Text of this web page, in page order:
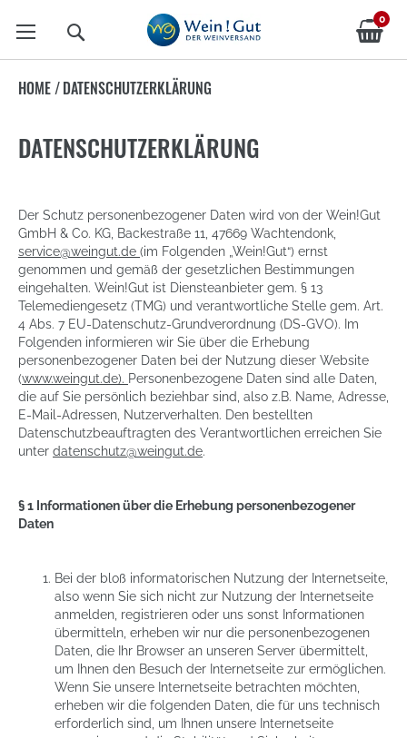
0
HOME/DATENSCHUTZERKLÄRUNG
DATENSCHUTZERKLÄRUNG
Der Schutz personenbezogener Daten wird von der Wein!Gut
GmbH & Co. KG, Backestraße 11, 47669 Wachtendonk,
service@weingut.de (im Folgenden „Wein!Gut“) ernst
genommen und gemäß der gesetzlichen Bestimmungen
eingehalten. Wein!Gut ist Diensteanbieter gem. § 13
Telemediengesetz (TMG) und verantwortliche Stelle gem. Art.
4 Abs. 7 EU-Datenschutz-Grundverordnung (DS-GVO). Im
Folgenden informieren wir Sie über die Erhebung
personenbezogener Daten bei der Nutzung dieser Website
(www.weingut.de). Personenbezogene Daten sind alle Daten,
die auf Sie persönlich beziehbar sind, also z.B. Name, Adresse,
E-Mail-Adressen, Nutzerverhalten. Den bestellten
Datenschutzbeauftragten des Verantwortlichen erreichen Sie
unter datenschutz@weingut.de.
§ 1 Informationen über die Erhebung personenbezogener
Daten
Bei der bloß informatorischen Nutzung der Internetseite,
also wenn Sie sich nicht zur Nutzung der Internetseite
anmelden, registrieren oder uns sonst Informationen
übermitteln, erheben wir nur die personenbezogenen
Daten, die Ihr Browser an unseren Server übermittelt,
um Ihnen den Besuch der Internetseite zur ermöglichen.
Wenn Sie unsere Internetseite betrachten möchten,
erheben wir die folgenden Daten, die für uns technisch
erforderlich sind, um Ihnen unsere Internetseite